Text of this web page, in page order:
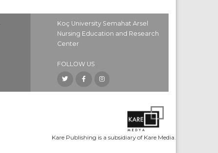
Koç University Semahat Arsel
Nursing Education and Research
Center
FOLLOW US
Kare Publishing is a subsidiary of Kare Media.